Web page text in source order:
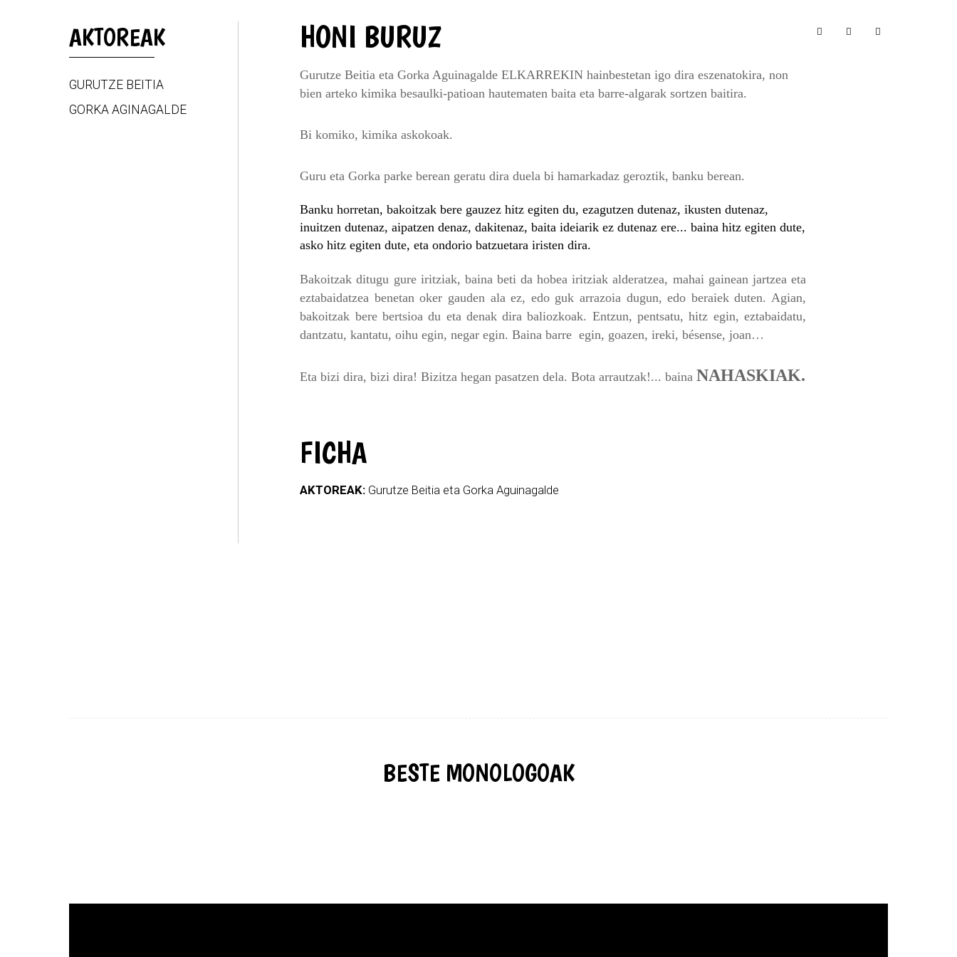
AKTOREAK
GURUTZE BEITIA
GORKA AGINAGALDE
HONI BURUZ
Gurutze Beitia eta Gorka Aguinagalde ELKARREKIN hainbestetan igo dira eszenatokira, non
bien arteko kimika besaulki-patioan hautematen baita eta barre-algarak sortzen baitira.
Bi komiko, kimika askokoak.
Guru eta Gorka parke berean geratu dira duela bi hamarkadaz geroztik, banku berean.
Banku horretan, bakoitzak bere gauzez hitz egiten du, ezagutzen dutenaz, ikusten dutenaz,
inuitzen dutenaz, aipatzen denaz, dakitenaz, baita ideiarik ez dutenaz ere... baina hitz egiten dute,
asko hitz egiten dute, eta ondorio batzuetara iristen dira.
Bakoitzak ditugu gure iritziak, baina beti da hobea iritziak alderatzea, mahai gainean jartzea eta
eztabaidatzea benetan oker gauden ala ez, edo guk arrazoia dugun, edo beraiek duten. Agian,
bakoitzak bere bertsioa du eta denak dira baliozkoak. Entzun, pentsatu, hitz egin, eztabaidatu,
dantzatu, kantatu, oihu egin, negar egin. Baina barre egin, goazen, ireki, bésense, joan…
Eta bizi dira, bizi dira! Bizitza hegan pasatzen dela. Bota arrautzak!... bainaNAHASKIAK.
FICHA
AKTOREAK: Gurutze Beitia eta Gorka Aguinagalde
BESTE MONOLOGOAK